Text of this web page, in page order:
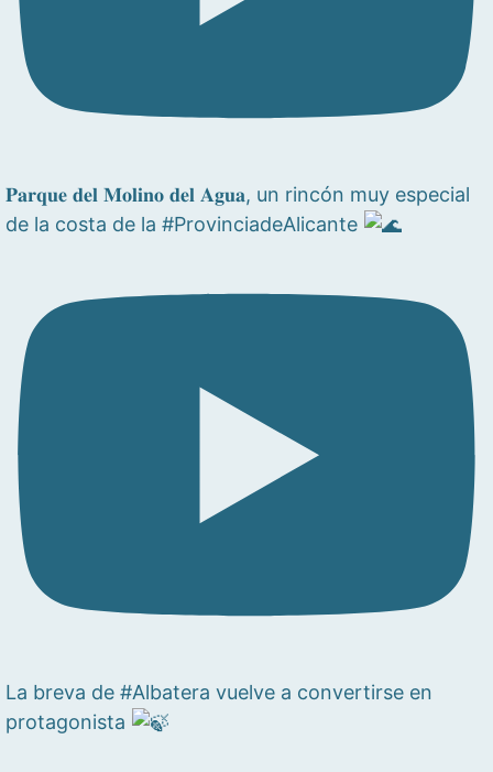
𝐏𝐚𝐫𝐪𝐮𝐞 𝐝𝐞𝐥 𝐌𝐨𝐥𝐢𝐧𝐨 𝐝𝐞𝐥 𝐀𝐠𝐮𝐚, un rincón muy especial
de la costa de la #ProvinciadeAlicante
La breva de #Albatera vuelve a convertirse en
protagonista